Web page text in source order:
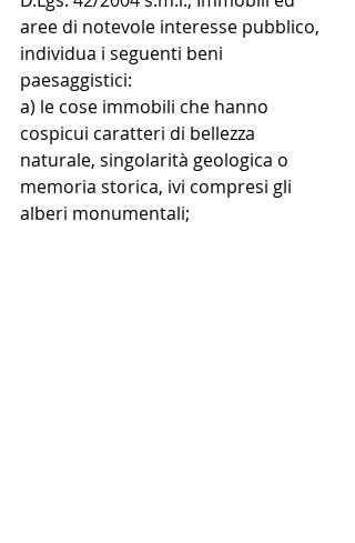
aree di notevole interesse pubblico,
individua i seguenti beni
paesaggistici:
a) le cose immobili che hanno
cospicui caratteri di bellezza
naturale, singolarità geologica o
memoria storica, ivi compresi gli
alberi monumentali;